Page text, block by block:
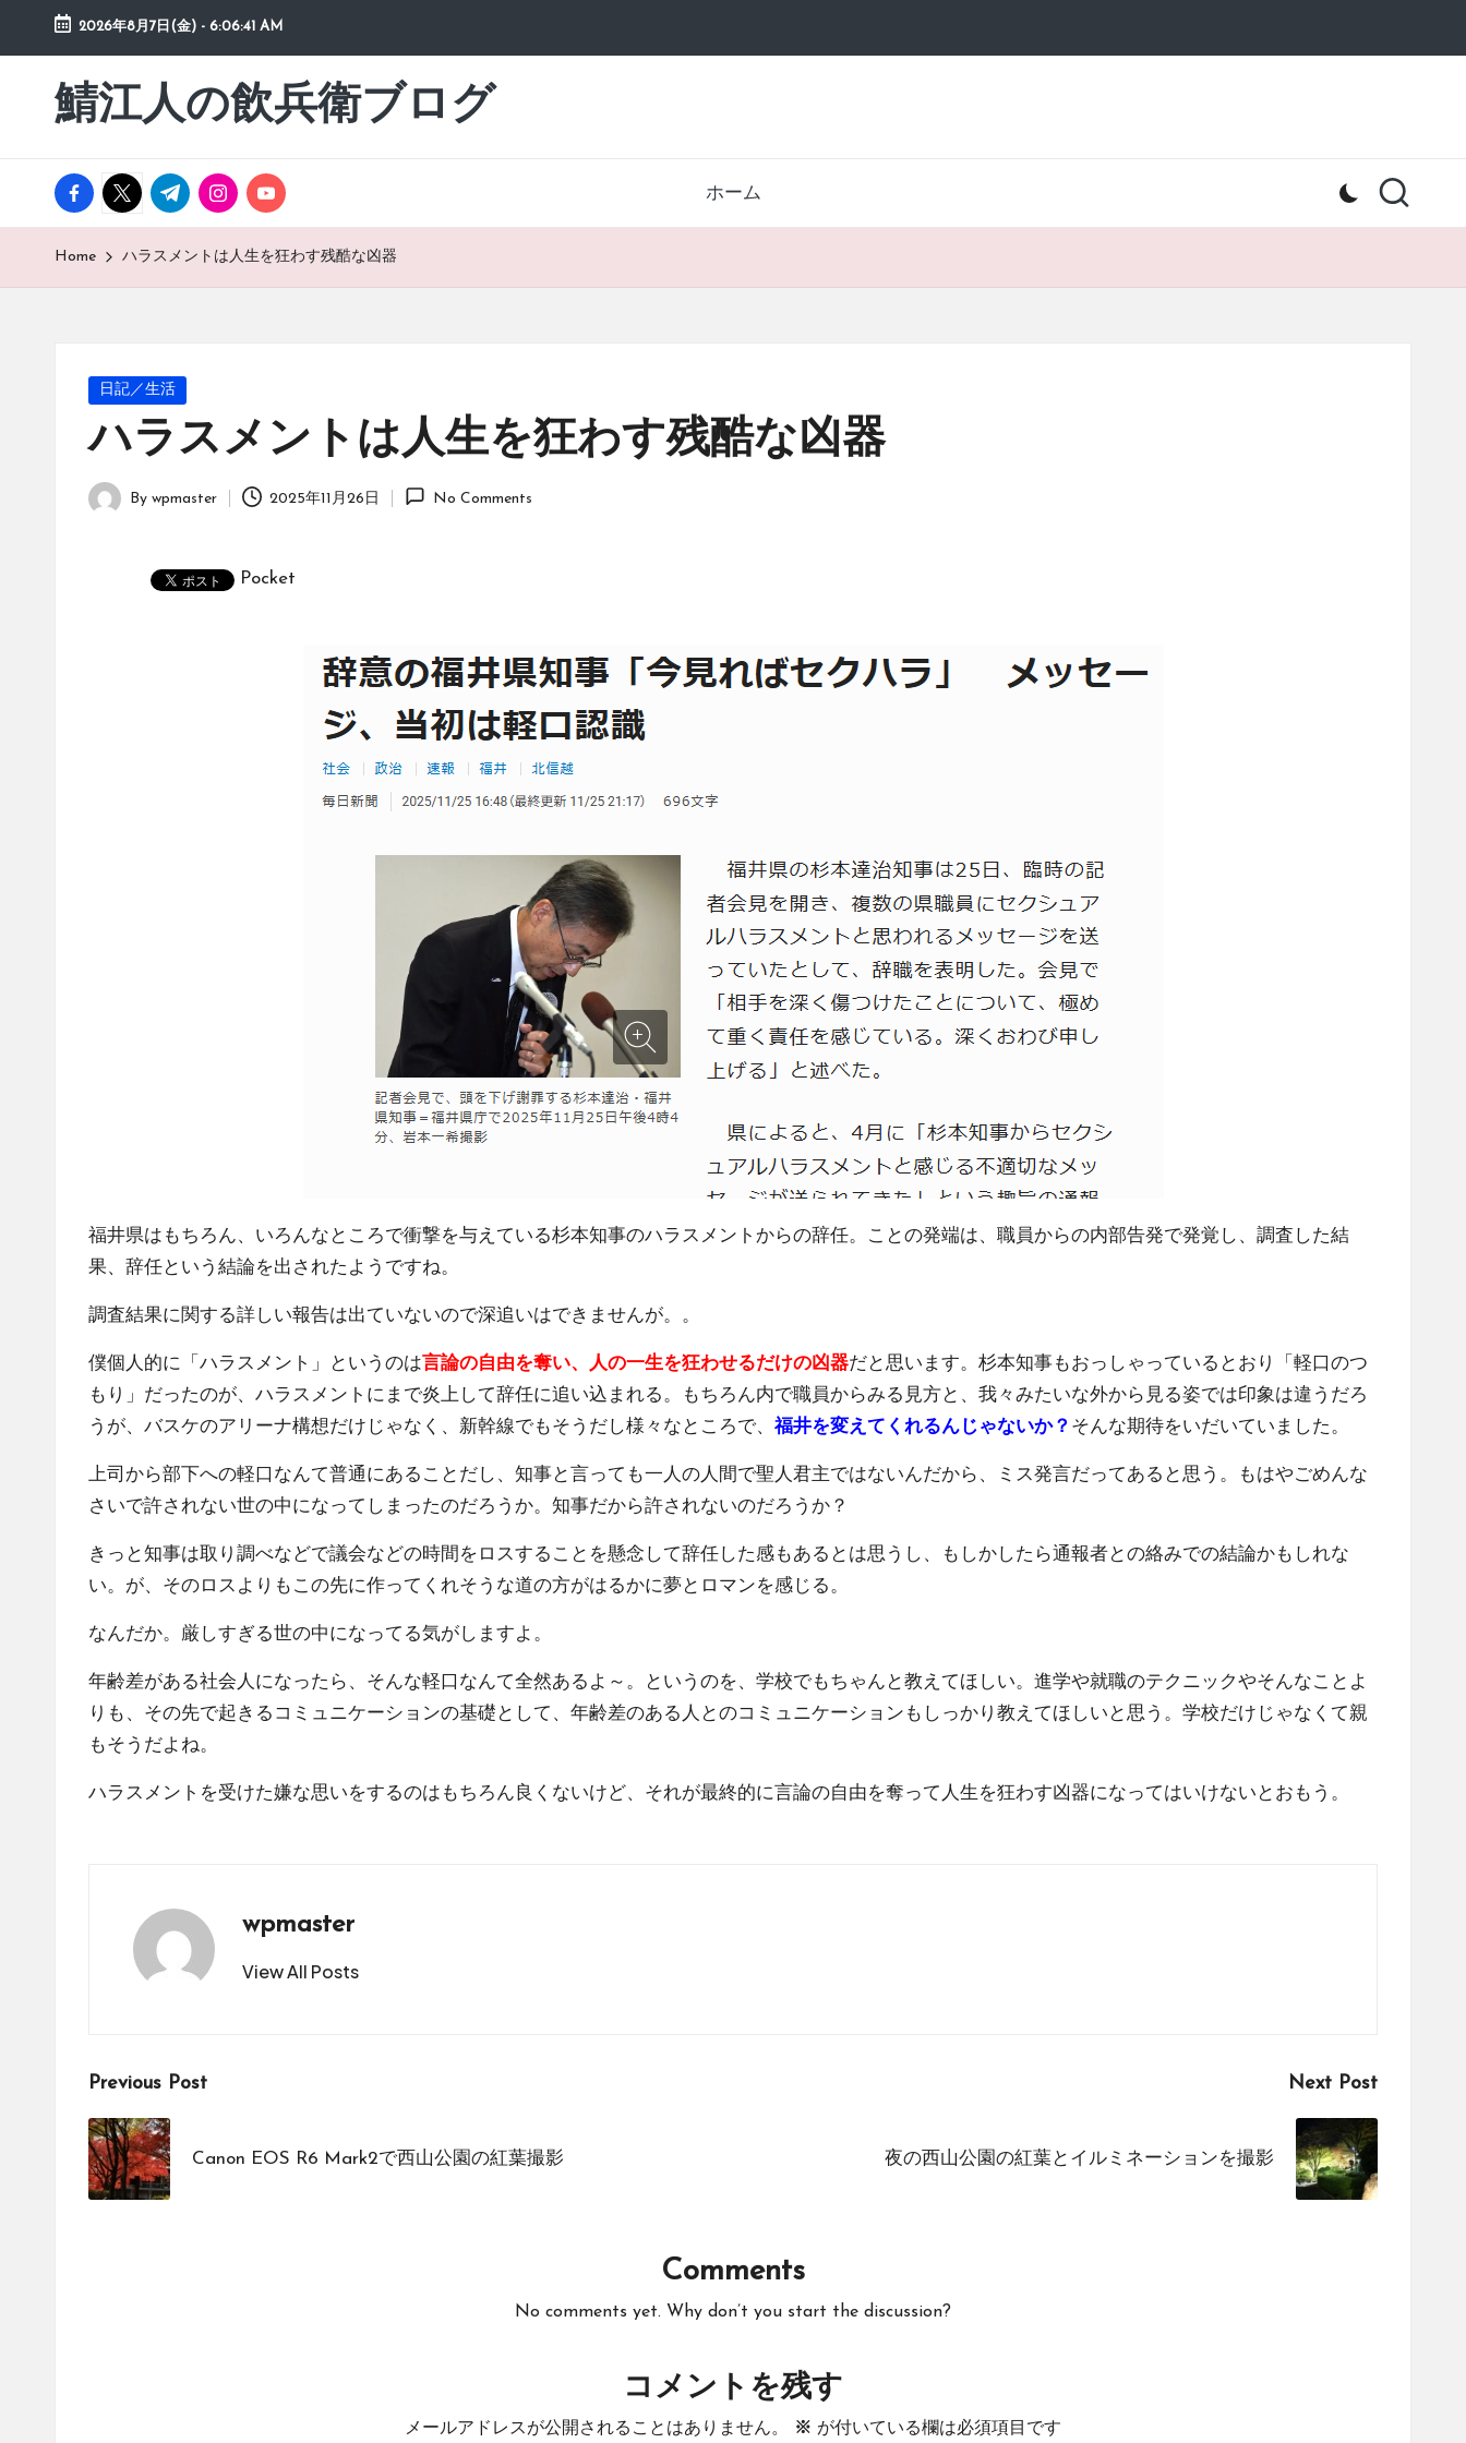
Skip
content
2026年8月7日(金) - 6:06:42 AM
鯖江人の飲兵衛ブログ
日々
の
然
草
facebook.com
twitter.com
t.me instagram.com
youtube.com ホーム
Home ハラスメントは人生を狂わす残酷な凶器
Posted
日記／生活
ハラスメントは人生を狂わす残酷な凶器
Posted
By wpmaster 2025年11月26日 No Comments
Pocket
福井県はもちろん、いろんなところで衝撃を与えている杉本知事のハラスメントからの辞任。ことの発端は、職員からの内部告発で発覚し、調査した結
果、辞任という結論を出されたようですね。
調査結果に関する詳しい報告は出ていないので深追いはできませんが。。
僕個人的に「ハラスメント」というのは言論の自由を奪い、人の一生を狂わせるだけの凶器だと思います。杉本知事もおっしゃっているとおり「軽口のつ
もり」だったのが、ハラスメントにまで炎上して辞任に追い込まれる。もちろん内で職員からみる見方と、我々みたいな外から見る姿では印象は違うだろ
うが、バスケのアリーナ構想だけじゃなく、新幹線でもそうだし様々なところで、福井を変えてくれるんじゃないか？ そんな期待をいだいていました。
上司から部下への軽口なんて普通にあることだし、知事と言っても一人の人間で聖人君主ではないんだから、ミス発言だってあると思う。もはやごめんな
さいで許されない世の中になってしまったのだろうか。知事だから許されないのだろうか？
きっと知事は取り調べなどで議会などの時間をロスすることを懸念して辞任した感もあるとは思うし、もしかしたら通報者との絡みでの結論かもしれな
い。が、そのロスよりもこの先に作ってくれそうな道の方がはるかに夢とロマンを感じる。
なんだか。厳しすぎる世の中になってる気がしますよ。
年齢差がある社会人になったら、そんな軽口なんて全然あるよ～。というのを、学校でもちゃんと教えてほしい。進学や就職のテクニックやそんなことよ
りも、その先で起きるコミュニケーションの基礎として、年齢差のある人とのコミュニケーションもしっかり教えてほしいと思う。学校だけじゃなくて親
もそうだよね。
ハラスメントを受けた嫌な思いをするのはもちろん良くないけど、それが最終的に言論の自由を奪って人生を狂わす凶器になってはいけないとおもう。
wpmaster
View All Posts
Post
navigation
Previous Post
Canon EOS R6 Mark2で西山公園の紅葉撮影
Next Post
夜の西山公園の紅葉とイルミネーションを撮影
Comments
No comments yet. Why don’t you start the discussion?
コメントを残す
メールアドレスが公開されることはありません。 ※ が付いている欄は必須項目です